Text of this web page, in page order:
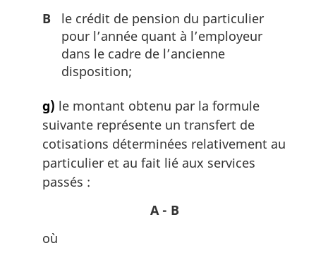
B
le crédit de pension du particulier
pour l’année quant à l’employeur
dans le cadre de l’ancienne
disposition;
g) le montant obtenu par la formule
suivante représente un transfert de
cotisations déterminées relativement au
particulier et au fait lié aux services
passés :
A - B
où